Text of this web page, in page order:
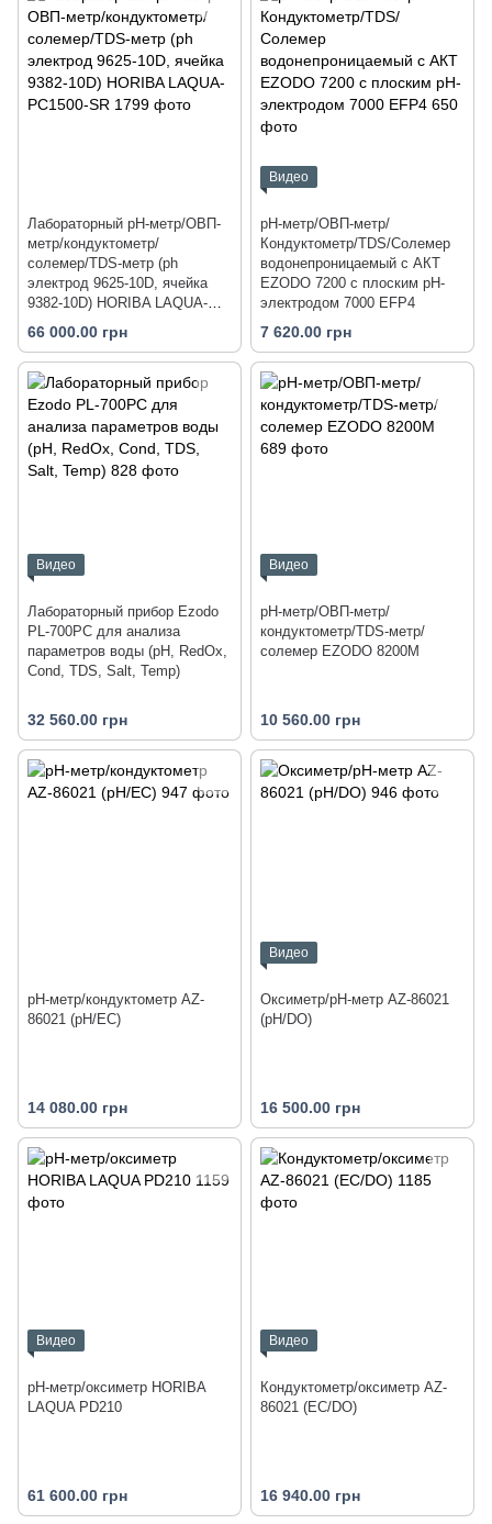
Лабораторный pH-метр/ОВП-
метр/кондуктометр/
солемер/TDS-метр (ph
электрод 9625-10D, ячейка
9382-10D) HORIBA LAQUA-
PC1500-SR
66 000.00 грн
Видео
рН-метр/ОВП-метр/
Кондуктометр/TDS/Солемер
водонепроницаемый с АКТ
EZODO 7200 с плоским рН-
электродом 7000 EFP4
7 620.00 грн
Видео
Лабораторный прибор Ezodo
PL-700PC для анализа
параметров воды (рН, RedOx,
Cond, TDS, Salt, Temp)
32 560.00 грн
Видео
pH-метр/ОВП-метр/
кондуктометр/TDS-метр/
солемер EZODO 8200M
10 560.00 грн
pH-метр/кондуктометр AZ-
86021 (pH/EC)
14 080.00 грн
Видео
Оксиметр/pH-метр AZ-86021
(pH/DO)
16 500.00 грн
Видео
pH-метр/оксиметр HORIBA
LAQUA PD210
61 600.00 грн
Видео
Кондуктометр/оксиметр AZ-
86021 (EC/DO)
16 940.00 грн